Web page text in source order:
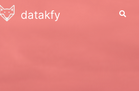
datakfy